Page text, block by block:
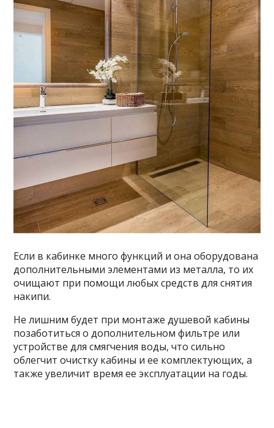
Если в кабинке много функций и она оборудована
дополнительными элементами из металла, то их
очищают при помощи любых средств для снятия
накипи.
Не лишним будет при монтаже душевой кабины
позаботиться о дополнительном фильтре или
устройстве для смягчения воды, что сильно
облегчит очистку кабины и ее комплектующих, а
также увеличит время ее эксплуатации на годы.